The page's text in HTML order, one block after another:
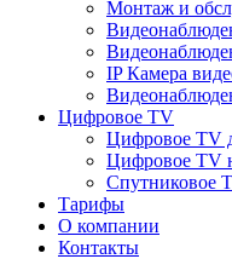
Монтаж и
IP Камера
Цифровое TV
Цифровое TV
Цифровое TV
Спутниковое
Тарифы
О компании
Контакты